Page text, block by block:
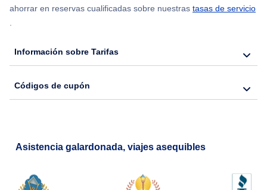
ahorrar en reservas cualificadas sobre nuestras tasas de servicio
.
Información sobre Tarifas
Códigos de cupón
Asistencia galardonada, viajes asequibles